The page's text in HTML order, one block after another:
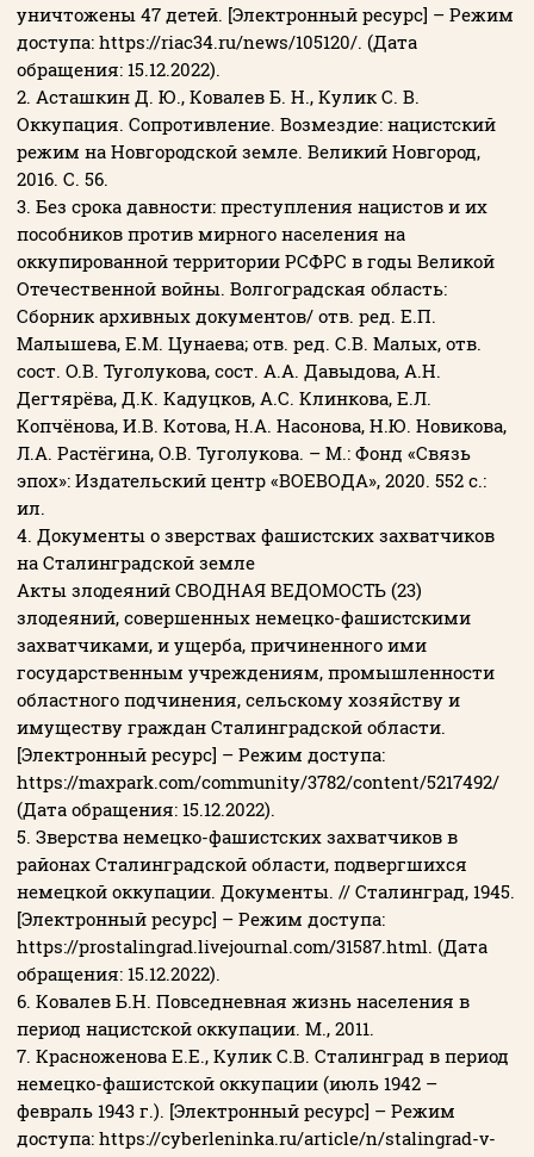
уничтожены 47 детей. [Электронный ресурс] – Режим
доступа: https://riac34.ru/news/105120/. (Дата
обращения: 15.12.2022).
2. Асташкин Д. Ю., Ковалев Б. Н., Кулик С. В.
Оккупация. Сопротивление. Возмездие: нацистский
режим на Новгородской земле. Великий Новгород,
2016. С. 56.
3. Без срока давности: преступления нацистов и их
пособников против мирного населения на
оккупированной территории РСФРС в годы Великой
Отечественной войны. Волгоградская область:
Сборник архивных документов/ отв. ред. Е.П.
Малышева, Е.М. Цунаева; отв. ред. С.В. Малых, отв.
сост. О.В. Туголукова, сост. А.А. Давыдова, А.Н.
Дегтярёва, Д.К. Кадуцков, А.С. Клинкова, Е.Л.
Копчёнова, И.В. Котова, Н.А. Насонова, Н.Ю. Новикова,
Л.А. Растёгина, О.В. Туголукова. – М.: Фонд «Связь
эпох»: Издательский центр «ВОЕВОДА», 2020. 552 с.:
ил.
4. Документы о зверствах фашистских захватчиков
на Сталинградской земле
Акты злодеяний СВОДНАЯ ВЕДОМОСТЬ (23)
злодеяний, совершенных немецко-фашистскими
захватчиками, и ущерба, причиненного ими
государственным учреждениям, промышленности
областного подчинения, сельскому хозяйству и
имуществу граждан Сталинградской области.
[Электронный ресурс] – Режим доступа:
https://maxpark.com/community/3782/content/5217492/
(Дата обращения: 15.12.2022).
5. Зверства немецко-фашистских захватчиков в
районах Сталинградской области, подвергшихся
немецкой оккупации. Документы. // Сталинград, 1945.
[Электронный ресурс] – Режим доступа:
https://prostalingrad.livejournal.com/31587.html. (Дата
обращения: 15.12.2022).
6. Ковалев Б.Н. Повседневная жизнь населения в
период нацистской оккупации. М., 2011.
7. Красноженова Е.Е., Кулик С.В. Сталинград в период
немецко-фашистской оккупации (июль 1942 –
февраль 1943 г.). [Электронный ресурс] – Режим
доступа: https://cyberleninka.ru/article/n/stalingrad-v-